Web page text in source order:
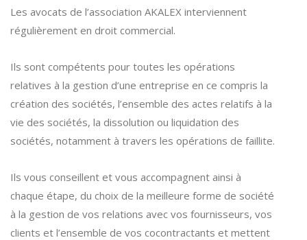
Les avocats de l’association AKALEX interviennent
régulièrement en droit commercial.
Ils sont compétents pour toutes les opérations
relatives à la gestion d’une entreprise en ce compris la
création des sociétés, l’ensemble des actes relatifs à la
vie des sociétés, la dissolution ou liquidation des
sociétés, notamment à travers les opérations de faillite.
Ils vous conseillent et vous accompagnent ainsi à
chaque étape, du choix de la meilleure forme de société
à la gestion de vos relations avec vos fournisseurs, vos
clients et l’ensemble de vos cocontractants et mettent